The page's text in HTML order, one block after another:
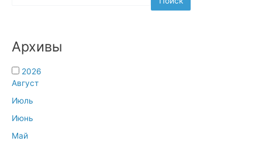
Архивы
2026
Август
Июль
Июнь
Май